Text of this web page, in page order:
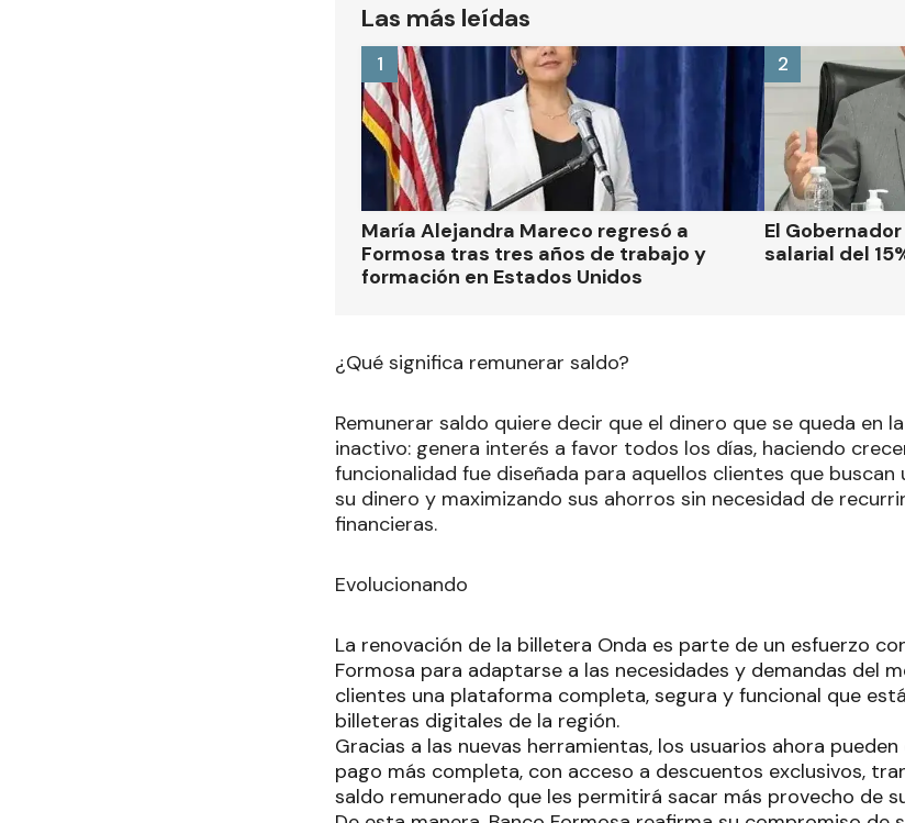
Las más leídas
María Alejandra Mareco regresó a
Formosa tras tres años de trabajo y
formación en Estados Unidos
1
El
salarial del
2
¿Qué significa remunerar saldo?
Remunerar saldo quiere decir que el dinero que se queda en
inactivo: genera interés a favor todos los días, haciendo
funcionalidad fue diseñada para aquellos clientes que
su dinero y maximizando sus ahorros sin necesidad de
financieras.
Evolucionando
La renovación de la billetera Onda es parte de un esfuerzo
Formosa para adaptarse a las necesidades y demandas del
clientes una plataforma completa, segura y funcional que
billeteras digitales de la región.
Gracias a las nuevas herramientas, los usuarios ahora
pago más completa, con acceso a descuentos exclusivos,
saldo remunerado que les permitirá sacar más provecho de